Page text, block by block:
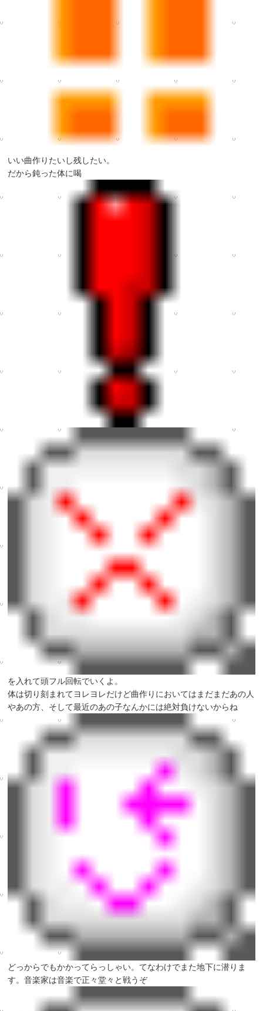
いい曲作りたいし残したい。
だから鈍った体に喝
を入れて頭フル回転でいくよ。
体は切り刻まれてヨレヨレだけど曲作りにおいてはまだまだあの人
やあの方、そして最近のあの子なんかには絶対負けないからね
どっからでもかかってらっしゃい。てなわけでまた地下に潜りま
す。音楽家は音楽で正々堂々と戦うぞ